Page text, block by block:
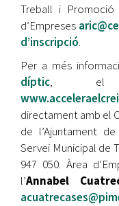
Treball i Promoció
d’Empreses
d’inscripció.
Per a més
díptic, el
directament amb el
de l’Ajuntament
Servei Municipal de
947 050. Àrea
l’Annabel